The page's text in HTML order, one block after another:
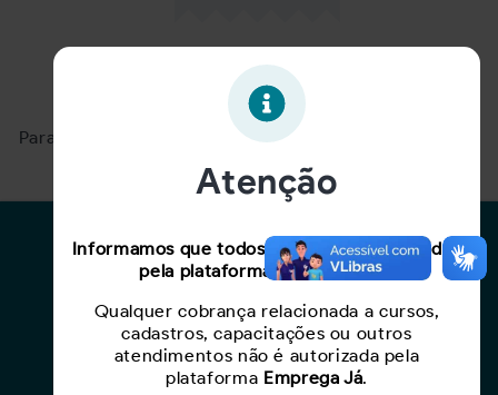
Oportunidade expirada!
Para ver mais, acesse a páginaBuscar Oportunidades.
Para Candidatos
Cadastro de Currículo
Capacite-se
Atenção
Informamos que todos os serviços oferecidos
pela plataforma são gratuitos.
Qualquer cobrança relacionada a cursos,
cadastros, capacitações ou outros
atendimentos não é autorizada pela
plataforma Emprega Já.